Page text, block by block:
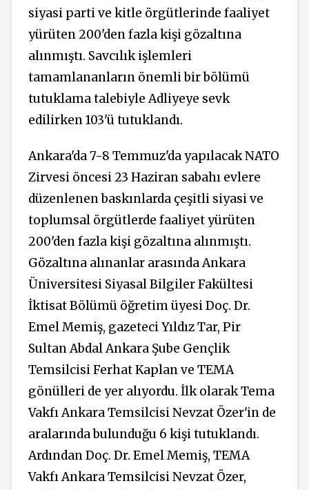
siyasi parti ve kitle örgütlerinde faaliyet
yürüten 200'den fazla kişi gözaltına
alınmıştı. Savcılık işlemleri
tamamlananların önemli bir bölümü
tutuklama talebiyle Adliyeye sevk
edilirken 103'ü tutuklandı.
Ankara'da 7-8 Temmuz'da yapılacak NATO
Zirvesi öncesi 23 Haziran sabahı evlere
düzenlenen baskınlarda çeşitli siyasi ve
toplumsal örgütlerde faaliyet yürüten
200'den fazla kişi gözaltına alınmıştı.
Gözaltına alınanlar arasında Ankara
Üniversitesi Siyasal Bilgiler Fakültesi
İktisat Bölümü öğretim üyesi Doç. Dr.
Emel Memiş, gazeteci Yıldız Tar, Pir
Sultan Abdal Ankara Şube Gençlik
Temsilcisi Ferhat Kaplan ve TEMA
gönülleri de yer alıyordu. İlk olarak Tema
Vakfı Ankara Temsilcisi Nevzat Özer'in de
aralarında bulunduğu 6 kişi tutuklandı.
Ardından Doç. Dr. Emel Memiş, TEMA
Vakfı Ankara Temsilcisi Nevzat Özer,